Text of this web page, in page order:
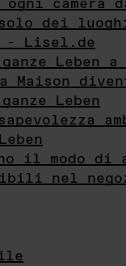
solo dei
- Lisel.de
Leben a
Maison
Leben
il modo di
nel